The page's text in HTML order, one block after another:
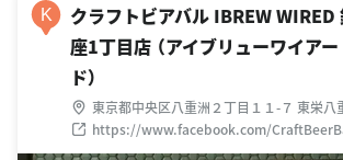
K
クラフトビアバル IBREW WIRED
座1丁目店 （アイブリューワイアー
ド）
東京都中央区八重洲２丁目１１-７ 東栄八
https://www.facebook.com/